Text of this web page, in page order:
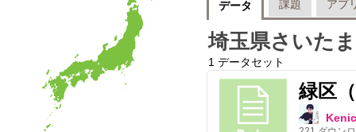
データ 課題 アプ
埼玉県さいた
1 データセット
緑区